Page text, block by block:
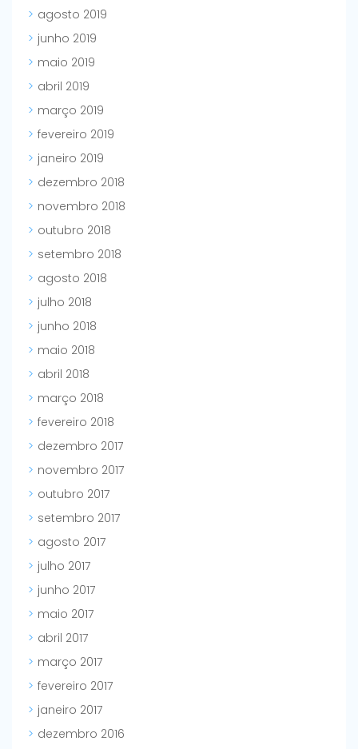
agosto 2019
junho 2019
maio 2019
abril 2019
março 2019
fevereiro 2019
janeiro 2019
dezembro 2018
novembro 2018
outubro 2018
setembro 2018
agosto 2018
julho 2018
junho 2018
maio 2018
abril 2018
março 2018
fevereiro 2018
dezembro 2017
novembro 2017
outubro 2017
setembro 2017
agosto 2017
julho 2017
junho 2017
maio 2017
abril 2017
março 2017
fevereiro 2017
janeiro 2017
dezembro 2016